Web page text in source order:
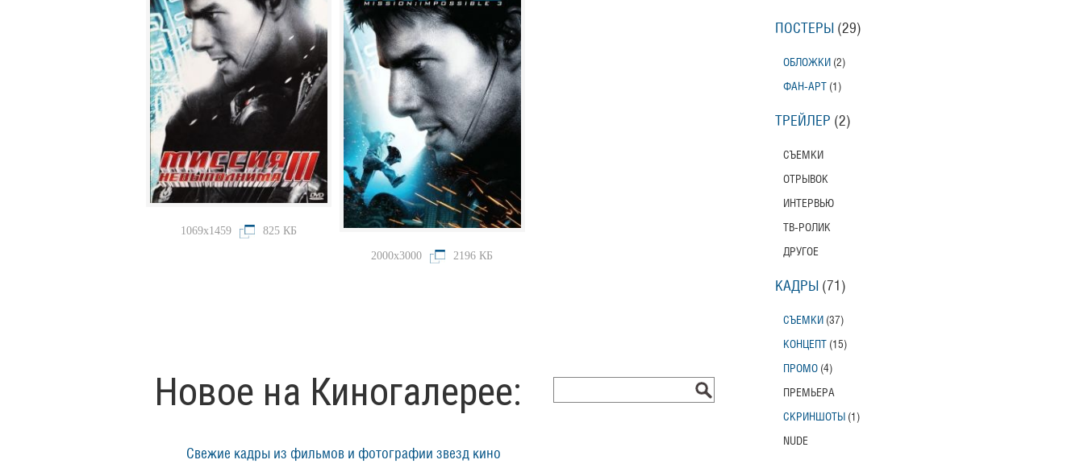
1069x1459 825 КБ
2000x3000 2196 КБ
Новое на Киногалерее:
Свежие кадры из фильмов и фотографии звезд кино
ПОСТЕРЫ (29)
ОБЛОЖКИ (2)
ФАН-АРТ (1)
ТРЕЙЛЕР (2)
СЪЕМКИ
ОТРЫВОК
ИНТЕРВЬЮ
ТВ-РОЛИК
ДРУГОЕ
КАДРЫ (71)
СЪЕМКИ (37)
КОНЦЕПТ (15)
ПРОМО (4)
ПРЕМЬЕРА
СКРИНШОТЫ (1)
NUDE